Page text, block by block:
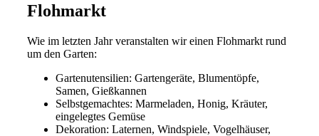
Flohmarkt
Wie im letzten Jahr veranstalten wir einen Flohmarkt rund
um den Garten:
Gartenutensilien: Gartengeräte, Blumentöpfe,
Samen, Gießkannen
Selbstgemachtes: Marmeladen, Honig, Kräuter,
eingelegtes Gemüse
Dekoration: Laternen, Windspiele, Vogelhäuser,